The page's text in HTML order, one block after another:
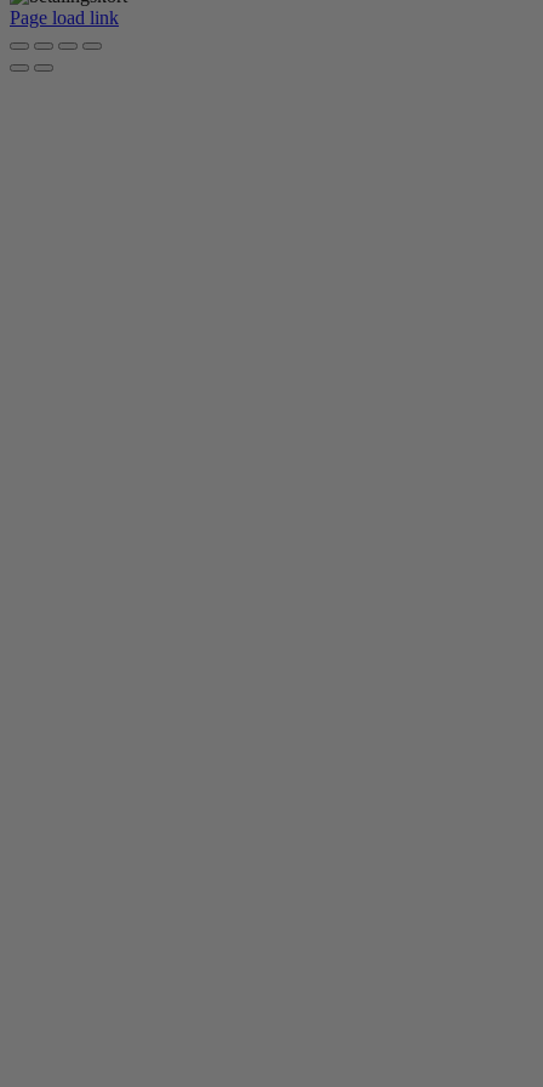
Page load link